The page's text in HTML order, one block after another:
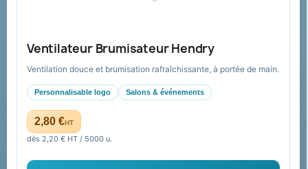
Ventilateur Brumisateur Hendry
Ventilation douce et brumisation rafraîchissante, à portée de main.
Personnalisable logo Salons & événements
2,80 €HT
dès 2,20 € HT / 5000 u.
Nouveautés
Catalogue goodies
Cadeaux de fin d’année
À propos
Nos expertises &
accompagnement global
Ils nous ont fait confiance